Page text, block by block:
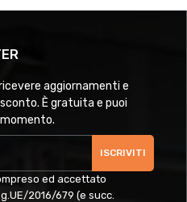
aggiornamenti e
È gratuita e puoi
ISCRIVITI
ed accettato
2016/679 (e succ.